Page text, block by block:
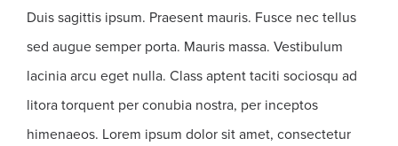
Duis sagittis ipsum. Praesent mauris. Fusce nec tellus
sed augue semper porta. Mauris massa. Vestibulum
lacinia arcu eget nulla. Class aptent taciti sociosqu ad
litora torquent per conubia nostra, per inceptos
himenaeos. Lorem ipsum dolor sit amet, consectetur